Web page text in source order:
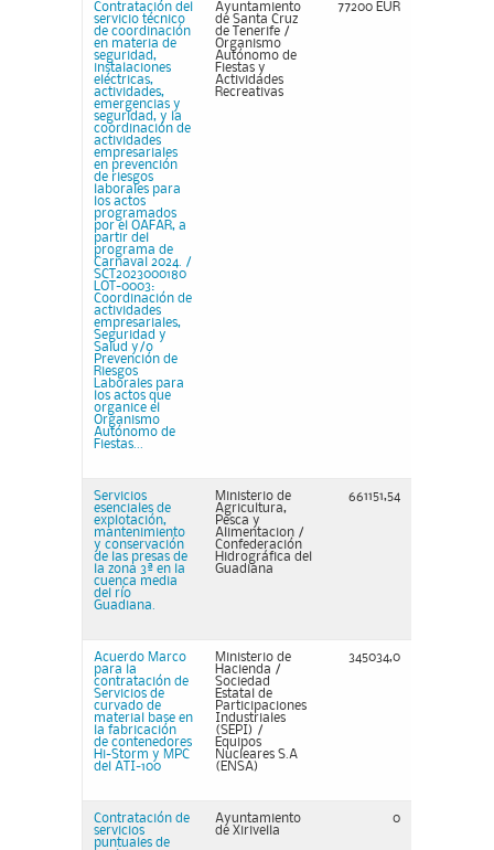
Contratación del
servicio técnico
de coordinación
en materia de
seguridad,
instalaciones
eléctricas,
actividades,
emergencias y
seguridad, y la
coordinación de
actividades
empresariales
en prevención
de riesgos
laborales para
los actos
programados
por el OAFAR, a
partir del
programa de
Carnaval 2024. /
SCT2023000180
LOT-0003:
Coordinación de
actividades
empresariales,
Seguridad y
Salud y/o
Prevención de
Riesgos
Laborales para
los actos que
organice el
Organismo
Autónomo de
Fiestas...
Ayuntamiento
de Santa Cruz
de Tenerife /
Organismo
Autónomo de
Fiestas y
Actividades
Recreativas
77200 EUR
Servicios
esenciales de
explotación,
mantenimiento
y conservación
de las presas de
la zona 3ª en la
cuenca media
del río
Guadiana.
Ministerio de
Agricultura,
Pesca y
Alimentacion /
Confederación
Hidrográfica del
Guadiana
661151,54
Acuerdo Marco
para la
contratación de
Servicios de
curvado de
material base en
la fabricación
de contenedores
Hi-Storm y MPC
del ATI-100
Ministerio de
Hacienda /
Sociedad
Estatal de
Participaciones
Industriales
(SEPI) /
Equipos
Nucleares S.A
(ENSA)
345034,0
Contratación de
servicios
puntuales de
Ayuntamiento
de Xirivella
0